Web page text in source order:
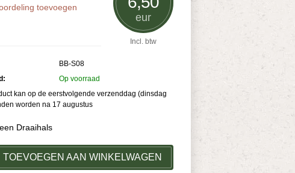
eur
Incl. btw
toevoegen
BB-S08
Op voorraad
kan op de eerstvolgende verzenddag (dinsdag
worden na 17 augustus
Draaihals
TOEVOEGEN AAN WINKELWAGEN